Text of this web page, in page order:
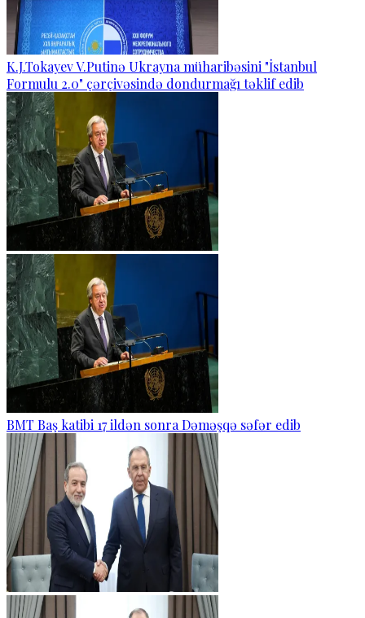
K.J.Tokayev V.Putinə Ukrayna müharibəsini "İstanbul
Formulu 2.0" çərçivəsində dondurmağı təklif edib
BMT Baş katibi 17 ildən sonra Dəməşqə səfər edib